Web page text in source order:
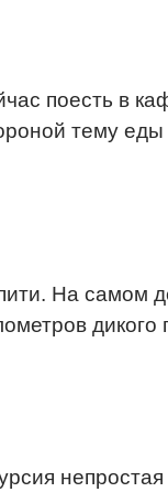
поесть в
тему еды
На самом